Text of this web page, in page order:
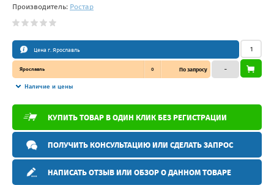
Производитель: Ростар
Цена г. Ярославль
Ярославль 0 По запросу
Наличие и цены
–
КУПИТЬ ТОВАР В ОДИН КЛИК БЕЗ РЕГИСТРАЦИИ
ПОЛУЧИТЬ КОНСУЛЬТАЦИЮ ИЛИ СДЕЛАТЬ ЗАПРОС
НАПИСАТЬ ОТЗЫВ ИЛИ ОБЗОР О ДАННОМ ТОВАРЕ